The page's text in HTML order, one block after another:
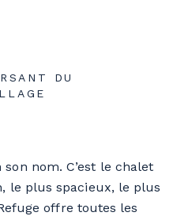
DU
nom. C’est le chalet
le plus spacieux, le plus
offre toutes les